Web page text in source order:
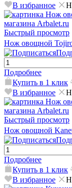
В избранное
Быстрый просмотр
Нож овощной
Подробнее
Купить в 1 клик
В избранное
Быстрый просмотр
Нож овощной
Подробнее
Купить в 1 клик
В избранное